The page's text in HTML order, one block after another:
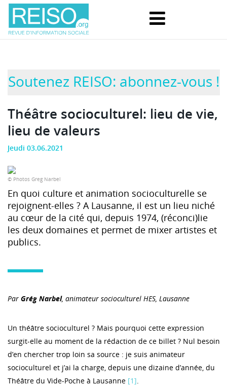
Soutenez REISO: abonnez-vous !
Théâtre socioculturel: lieu de vie,
lieu de valeurs
Jeudi 03.06.2021
© Photos Greg Narbel
En quoi culture et animation socioculturelle se
rejoignent-elles ? A Lausanne, il est un lieu niché
au cœur de la cité qui, depuis 1974, (réconci)lie
les deux domaines et permet de mixer artistes et
publics.
Par Grég Narbel, animateur socioculturel HES, Lausanne
Un théâtre socioculturel ? Mais pourquoi cette expression
surgit-elle au moment de la rédaction de ce billet ? Nul besoin
d’en chercher trop loin sa source : je suis animateur
socioculturel et j’ai la charge, depuis une dizaine d’année, du
Théâtre du Vide-Poche à Lausanne [1].